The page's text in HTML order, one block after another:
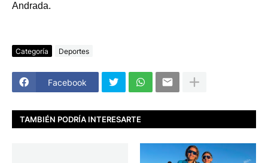
Andrada.
Categoría Deportes
Facebook
TAMBIÉN PODRÍA INTERESARTE